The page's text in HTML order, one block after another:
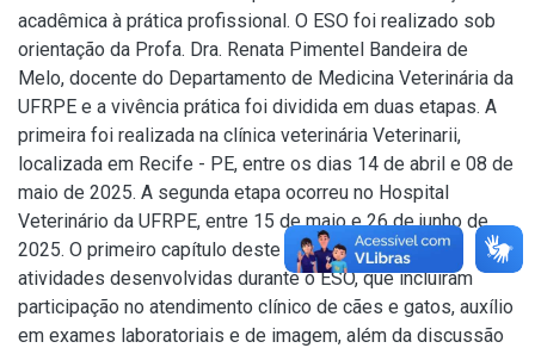
acadêmica à prática profissional. O ESO foi realizado sob
orientação da Profa. Dra. Renata Pimentel Bandeira de
Melo, docente do Departamento de Medicina Veterinária da
UFRPE e a vivência prática foi dividida em duas etapas. A
primeira foi realizada na clínica veterinária Veterinarii,
localizada em Recife - PE, entre os dias 14 de abril e 08 de
maio de 2025. A segunda etapa ocorreu no Hospital
Veterinário da UFRPE, entre 15 de maio e 26 de junho de
2025. O primeiro capítulo deste relatório descreve as
atividades desenvolvidas durante o ESO, que incluíram
participação no atendimento clínico de cães e gatos, auxílio
em exames laboratoriais e de imagem, além da discussão